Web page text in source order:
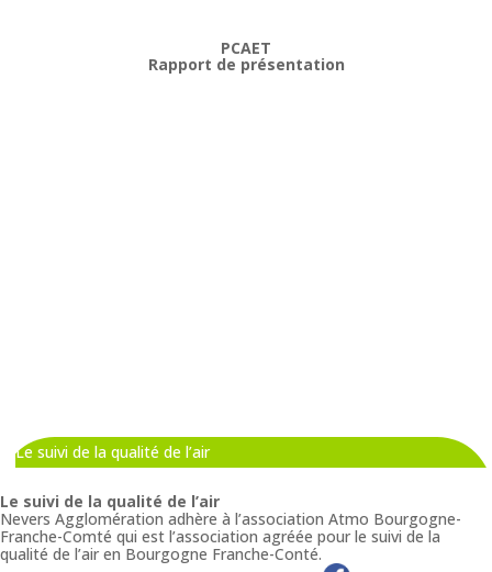
PCAET
Rapport de présentation
Le suivi de la qualité de l’air
Le suivi de la qualité de l’air
Nevers Agglomération adhère à l’association Atmo Bourgogne-
Franche-Comté qui est l’association agréée pour le suivi de la
qualité de l’air en Bourgogne Franche-Conté.